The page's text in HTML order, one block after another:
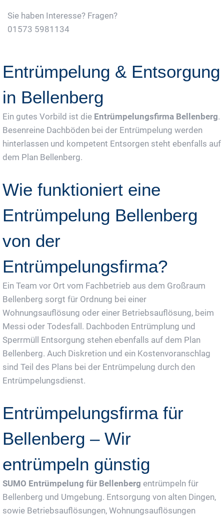
Sie haben Interesse? Fragen?
01573 5981134
Entrümpelung & Entsorgung
in Bellenberg
Ein gutes Vorbild ist die Entrümpelungsfirma Bellenberg.
Besenreine Dachböden bei der Entrümpelung werden
hinterlassen und kompetent Entsorgen steht ebenfalls auf
dem Plan Bellenberg.
Wie funktioniert eine
Entrümpelung Bellenberg
von der
Entrümpelungsfirma?
Ein Team vor Ort vom Fachbetrieb aus dem Großraum
Bellenberg sorgt für Ordnung bei einer
Wohnungsauflösung oder einer Betriebsauflösung, beim
Messi oder Todesfall. Dachboden Entrümplung und
Sperrmüll Entsorgung stehen ebenfalls auf dem Plan
Bellenberg. Auch Diskretion und ein Kostenvoranschlag
sind Teil des Plans bei der Entrümpelung durch den
Entrümpelungsdienst.
Entrümpelungsfirma für
Bellenberg – Wir
entrümpeln günstig
SUMO Entrümpelung für Bellenberg entrümpeln für
Bellenberg und Umgebung. Entsorgung von alten Dingen,
sowie Betriebsauflösungen, Wohnungsauflösungen